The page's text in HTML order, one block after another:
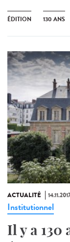
ÉDITION 130 ANS
ACTUALITÉ
Institutionnel
Il y a 130